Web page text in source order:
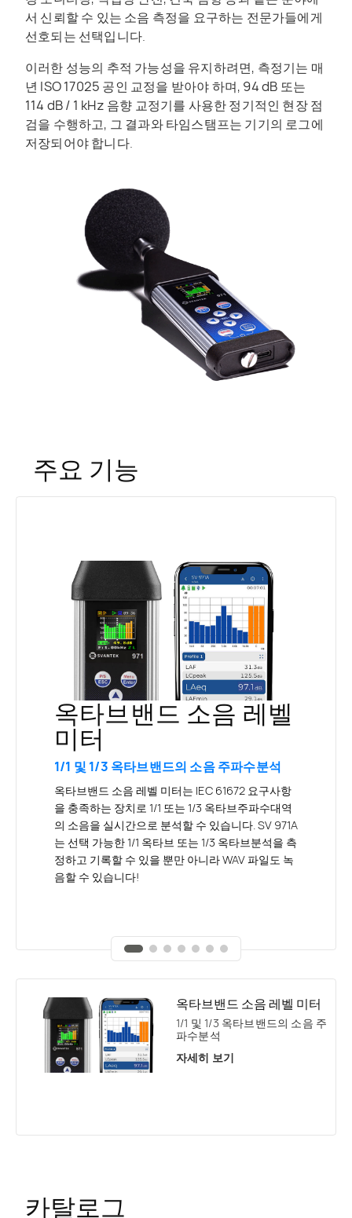
서 신뢰할 수 있는 소음 측정을 요구하는 전문가들에게
선호되는 선택입니다.
이러한 성능의 추적 가능성을 유지하려면, 측정기는 매
년 ISO 17025 공인 교정을 받아야 하며, 94 dB 또는
114 dB / 1 kHz 음향 교정기를 사용한 정기적인 현장 점
검을 수행하고, 그 결과와 타임스탬프는 기기의 로그에
저장되어야 합니다.
주요 기능
옥타브밴드 소음 레벨
미터
1/1 및 1/3 옥타브밴드의 소음 주파수분석
옥타브밴드 소음 레벨 미터는 IEC 61672 요구사항
을 충족하는 장치로 1/1 또는 1/3 옥타브주파수대역
의 소음을 실시간으로 분석할 수 있습니다. SV 971A
는 선택 가능한 1/1 옥타브 또는 1/3 옥타브분석을 측
정하고 기록할 수 있을 뿐만 아니라 WAV 파일도 녹
음할 수 있습니다!
소음 측정기 앱
미터의 사용자 인터페이스확장
소음 레벨 미터앱(Sound Level Meter App)은 소
음 레벨 미터에 연결하고 미터기의 사용자 인터페
이스에 확장기능을 제공하는 모바일 장치용 앱 입
니다. 스마트폰 애플리케이션은 사용자가 ISO
16283에 따라 결과를 계산하는데 도움이 됩니다.
소음결과는 ISO 요건을 준수하는 보고서 형태로 디
스플레이에 표시된다. 이 애플리케이션은 STIPA 음
성명료도 측정을 지원한다.
소음 레벨 미터 소프
트웨어
PC용 펌웨어, 소프트웨어 및 모바일앱
소음 레벨 미터 소프트웨어는 펌웨어, PC용 소프트
펌웨어는 측정 및 결과통합을 수행하는 내부프로그
램입니다. 측정결과가 PC로 다운로드 되면 소프트
웨어는 재계산 및 보고기능을 제공합니다. 소음 레
벨 미터앱은 소음 레벨 미터에 대한 사용자 인터페
이스의 확장으로, 사용자가 큰 디스플레이, 터치스
크린 또는 사진이미지와 같은 스마트폰의 기능을
소음 레벨 미터는 어
떻게 선택합니까?
측정표준파악:ISO, OSHA, MSHA, ACGIH
소음 레벨 미터를 선택하려면 필요한 소음 레벨 미
OSHA, MSHA 및 ACGIH)을 알아야 합니다. SV
971A는 IEC 61672의 성능기준을 충족하며 단일범
위에서 27~137dB(140dBPeak)의 LAeq 선형측정
범위를 제공하는 새로운 측정마이크로폰이 장착되
어 있습니다! 이를 통해 작업장소음에 대한 음압 측
정은 물론 외부마이크로폰을 통한기본적인 환경측
소음레벨을 어떻게 측
정합니까?
음압 수준을 측정하기 위해 측정표준을 따르
십시오.
음압 측정을 제공하려면 측정표준을 따르십시오.
작업장 소음측정은 ISO 9612, OSHA, MSHA 또는
ACGIH 지침을 따라야 합니다. 소음결과는 ISO
16283을 따라야 하며, 공용 주소 시스템을 위한 음
성 전송 지수는 IEC 60268에 따라 측정되어야 한
다.
가장 정확한 소음 미
터는 무엇입니까?
가장 정확한 소음 레벨 미터는 클래스 1입니
다.
가장 정확한 소음측정기는 정확도를 보장하기 위해
충족해야 하는 사양을 명시한 IEC 61672 국제표준
을 준수하는 것입니다.
실내용 소음측정기
실내 음향매개변수 측정
실내 소음측정기는 IEC 61672의 정확도 기준을 충
족하는 소음측정기로 잔향시간 RT60, 음성명료도
STIPA 등 실내음향 파라미터 측정이 가능한 기기이
다. SV 971A는 실내에서 사용할 수 있는 소음측정기
입니다. 정확도에 대한 IEC 61672 표준을 충족하고
잔향시간 RT60 및 음성명료도 STIPA와 같은 실내
음향매개변수측정을 위해 소음 측정기 앱을 사용합
니다. 무료실내 소음아카데미를 확인하세요.
옥타브밴드 소음 레벨 미터
1/1 및 1/3 옥타브밴드의 소음 주
파수분석
자세히 보기
카탈로그